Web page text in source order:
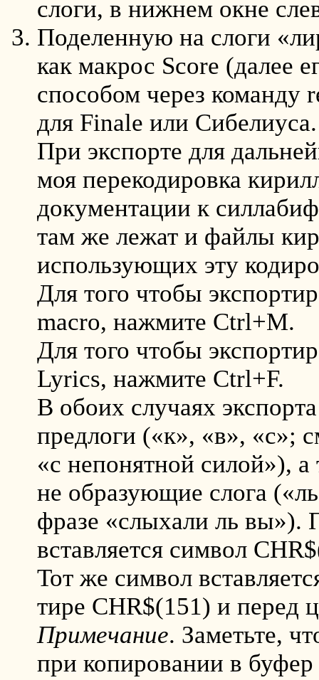
слоги, в нижнем окне
Поделенную на слоги
как макрос Score (далее
способом через команду
для Finale или Сибелиуса.
При экспорте для
моя перекодировка
документации к
там же лежат и файлы
использующих эту
Для того чтобы
macro, нажмите Ctrl+M.
Для того чтобы
Lyrics, нажмите Ctrl+F.
В обоих случаях
предлоги («к», «в», «с»;
«с непонятной силой»),
не образующие слога
фразе «слыхали ль вы»).
вставляется символ
Тот же символ
тире CHR$(151) и перед
Примечание. Заметьте,
при копировании в